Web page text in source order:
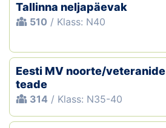
Tallinna neljapäevak
510 / Klass: N40
Eesti MV noorte/veteranide
teade
314 / Klass: N35-40